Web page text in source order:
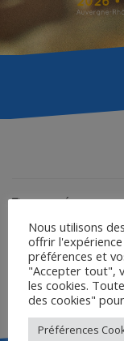
LE CINÉMA DE
POINTS DE VUE
INTERVIEW DE
BIBLIOGRAPHIE
Nous utilisons
offrir
préférences et
"Accepter tout",
les cookies.
des cookies"
Préférences